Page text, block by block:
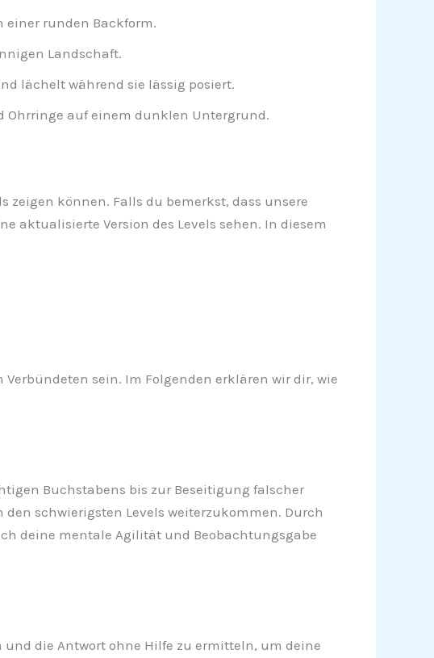
runden Backform.
Landschaft.
lächelt während sie lässig posiert.
auf einem dunklen Untergrund.
zeigen können. Falls du bemerkst, dass unsere
Version des Levels sehen. In diesem
sein. Im Folgenden erklären wir dir, wie
Buchstabens bis zur Beseitigung falscher
schwierigsten Levels weiterzukommen. Durch
deine mentale Agilität und Beobachtungsgabe
die Antwort ohne Hilfe zu ermitteln, um deine